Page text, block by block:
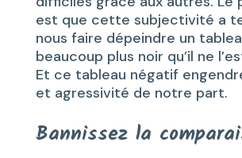
est que cette subjectivité a
nous faire dépeindre un
beaucoup plus noir qu’il ne
Et ce tableau négatif
et agressivité de notre part.
Bannissez la